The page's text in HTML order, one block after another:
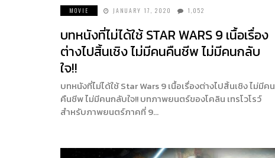
MOVIE JANUARY 17, 2020 1,052
บทหนังที่ไม่ได้ใช้ STAR WARS 9 เนื้อเรื่อง
ต่างไปสิ้นเชิง ไม่มีคนคืนชีพ ไม่มีคนกลับ
ใจ!!
บทหนังที่ไม่ได้ใช้ Star Wars 9 เนื้อเรื่องต่างไปสิ้นเชิง ไม่มีคน
คืนชีพ ไม่มีคนกลับใจ!! บทภาพยนตร์ของโคลิน เทรโวโรว์
สำหรับภาพยนตร์ภาคที่ 9…